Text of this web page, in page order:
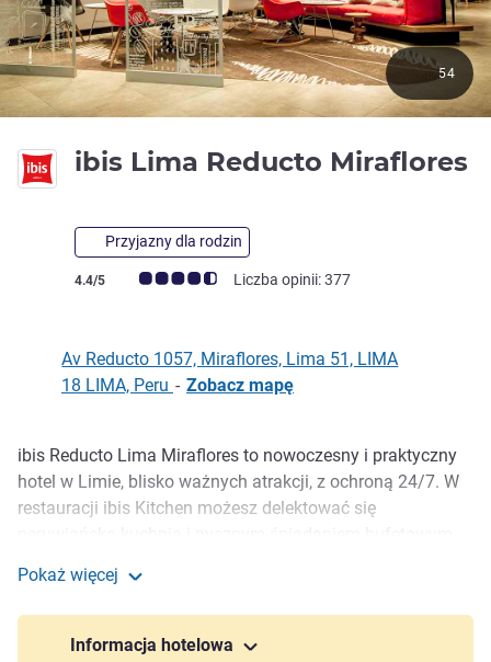
ibis Lima Reducto Miraflores
Przyjazny dla rodzin
Ocena klientów (Ocena ALL)
4.4/5 Liczba opinii: 377
54
Av Reducto 1057, Miraflores, Lima 51, LIMA
18 LIMA, Peru - Zobacz mapę
Opis
ibis Reducto Lima Miraflores to nowoczesny i praktyczny
hotel w Limie, blisko ważnych atrakcji, z ochroną 24/7. W
restauracji ibis Kitchen możesz delektować się
i 3 sale konferencyjne. Obiekt położony w dogodnej
lokalizacji, mniej niż 20 km od lotniska.
Wybierz hotel ibis Reducto Lima Miraflores, który oferuje
Pokaż więcej
Informacja hotelowa